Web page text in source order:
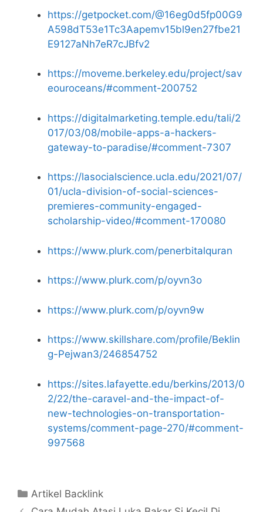
https://getpocket.com/@16eg0d5fp00G9
A598dT53e1Tc3Aapemv15bl9en27fbe21
E9127aNh7eR7cJBfv2
https://moveme.berkeley.edu/project/sav
eouroceans/#comment-200752
https://digitalmarketing.temple.edu/tali/2
017/03/08/mobile-apps-a-hackers-
gateway-to-paradise/#comment-7307
https://lasocialscience.ucla.edu/2021/07/
01/ucla-division-of-social-sciences-
premieres-community-engaged-
scholarship-video/#comment-170080
https://www.plurk.com/penerbitalquran
https://www.plurk.com/p/oyvn3o
https://www.plurk.com/p/oyvn9w
https://www.skillshare.com/profile/Beklin
g-Pejwan3/246854752
https://sites.lafayette.edu/berkins/2013/0
2/22/the-caravel-and-the-impact-of-
new-technologies-on-transportation-
systems/comment-page-270/#comment-
997568
Kategori
Artikel Backlink